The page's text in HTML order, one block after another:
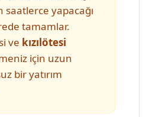
yapacağı
tamamlar.
ve kızılötesi
için uzun
bir yatırım